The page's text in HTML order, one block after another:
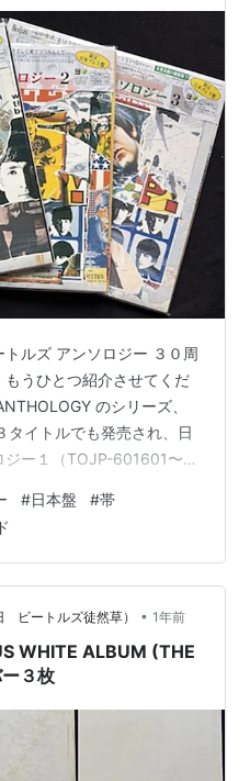
ルズ アンソロジー ３０周
うひとつ紹介させてくだ
のシリーズ、
タイトルでも発売され、日
ジー１（TOJP-601601〜
として東芝EMIより無事
トル（３枚組）5,400円
格ですね〜。それまでのビ
キャップ帯（かぶせ帯）で
の…
#日本盤 #帯
ビートルズ徒然草） • 1年前
WHITE ALBUM (THE
３枚